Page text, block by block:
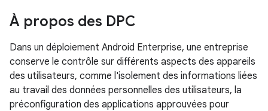
À propos des DPC
Dans un déploiement Android Enterprise, une entreprise
conserve le contrôle sur différents aspects des appareils
des utilisateurs, comme l'isolement des informations liées
au travail des données personnelles des utilisateurs, la
préconfiguration des applications approuvées pour